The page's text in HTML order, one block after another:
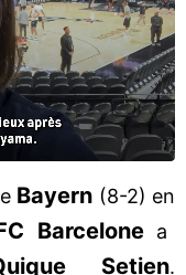
Bayern (8-2) en
Barcelonea
Setien.